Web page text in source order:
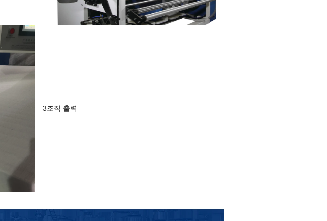
3조직 출력